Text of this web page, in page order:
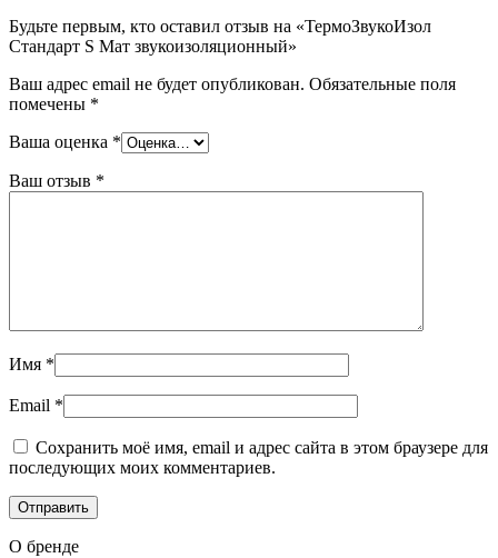
Будьте первым, кто оставил отзыв на «ТермоЗвукоИзол
Стандарт S Мат звукоизоляционный»
Ваш адрес email не будет опубликован. Обязательные поля
помечены *
Ваша оценка *
Ваш отзыв *
Имя *
Email *
Сохранить моё имя, email и адрес сайта в этом браузере для
последующих моих комментариев.
О бренде